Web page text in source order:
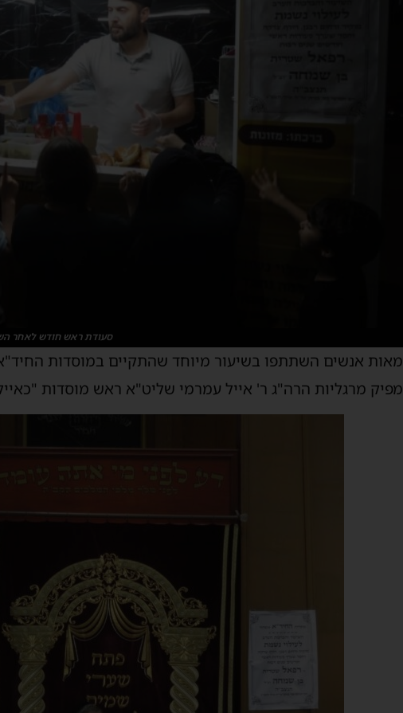
סעודת ראש חודש לאחר
מאות אנשים השתתפו בשיעור מיוחד שהתקיים במוסדות החיד"א
מפיק מרגליות הרה"ג ר' אייל עמרמי שליט"א ראש מוסדות